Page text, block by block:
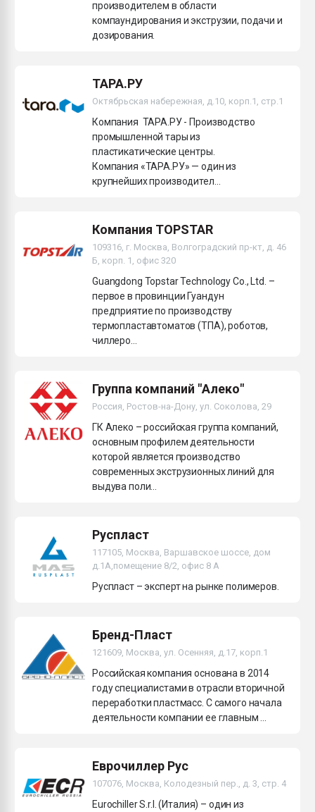
производителем в области
компаундирования и экструзии, подачи и
дозирования.
ТАРА.РУ
Октябрьская набережная, д.10, корп.1, стр.1
Компания ТАРА.РУ - Производство
промышленной тары из
пластикатические центры.
Компания «ТАРА.РУ» — один из
крупнейших производител...
Компания TOPSTAR
109316, г. Москва, Волгоградский пр-кт, д. 46
Б, корп. 1, офис 320
Guangdong Topstar Technology Co., Ltd. –
первое в провинции Гуандун
предприятие по производству
термопластавтоматов (ТПА), роботов,
чиллеро...
Группа компаний "Алеко"
Россия, Ростов-на-Дону, ул. Соколова, 29
ГК Алеко – российская группа компаний,
основным профилем деятельности
которой является производство
современных экструзионных линий для
выдува поли...
Руспласт
117105, Москва, Варшавское шоссе, дом
д.1А,помещение 8/2, офис 8 А
Руспласт – эксперт на рынке полимеров.
Бренд-Пласт
121609, Москва, ул. Осенняя, д.17, корп.1
Российская компания основана в 2014
году специалистами в отрасли вторичной
переработки пластмасс. С самого начала
деятельности компании ее главным ...
Еврочиллер Рус
107076, Москва, Колодезный пер., д. 3, стр. 4
Eurochiller S.r.l. (Италия) – один из